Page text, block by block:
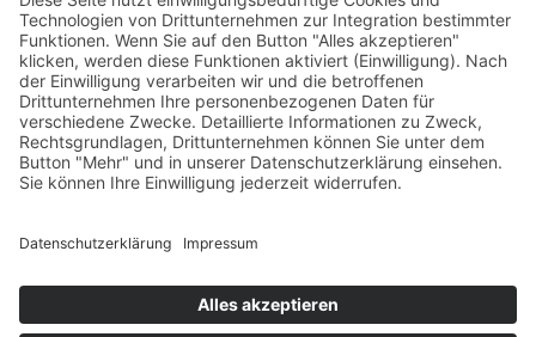
Impressum
Datenschutzerklärung
Cookie-Einstellungen
Programmkino.de richtet sich an Film- und Kinobegeisterte jeden
Geschlechts. Zur besseren Lesbarkeit haben wir uns aber entschlossen,